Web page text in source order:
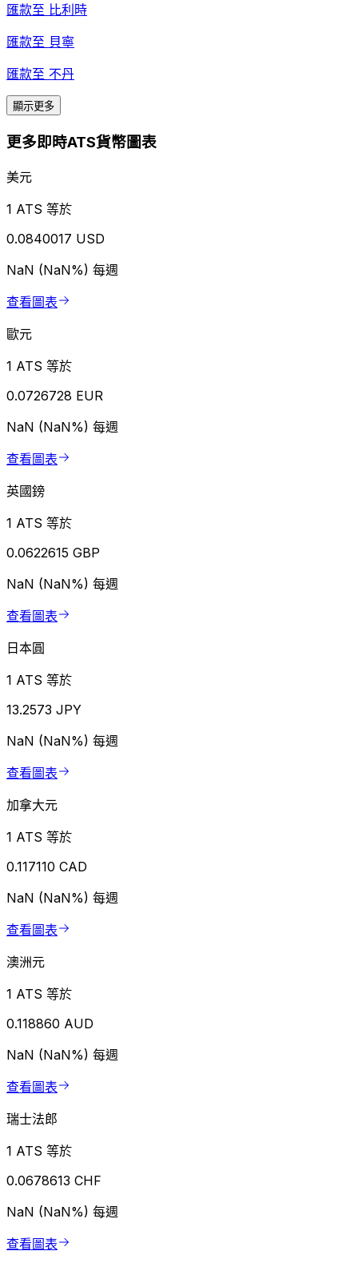
匯款至 比利時
匯款至 貝寧
匯款至 不丹
顯示更多
更多即時ATS貨幣圖表
美元
1 ATS 等於
0.0840017 USD
NaN (NaN%) 每週
查看圖表
歐元
1 ATS 等於
0.0726728 EUR
NaN (NaN%) 每週
查看圖表
英國鎊
1 ATS 等於
0.0622615 GBP
NaN (NaN%) 每週
查看圖表
日本圓
1 ATS 等於
13.2573 JPY
NaN (NaN%) 每週
查看圖表
加拿大元
1 ATS 等於
0.117110 CAD
NaN (NaN%) 每週
查看圖表
澳洲元
1 ATS 等於
0.118860 AUD
NaN (NaN%) 每週
查看圖表
瑞士法郎
1 ATS 等於
0.0678613 CHF
NaN (NaN%) 每週
查看圖表